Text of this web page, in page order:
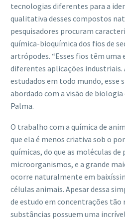
tecnologias diferentes para a
qualitativa desses compostos
pesquisadores procuram
química-bioquímica dos fios de
artrópodes. “Esses fios têm uma
diferentes aplicações industriais.
estudados em todo mundo, esse
abordado com a visão de
Palma.
O trabalho com a química de
que ela é menos criativa sob o
químicas, do que as moléculas de
microorganismos, e a grande
ocorre naturalmente em
células animais. Apesar dessa
de estudo em concentrações tão
substâncias possuem uma